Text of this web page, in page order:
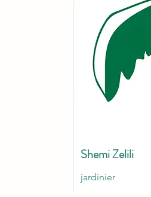
Shemi Zelili
jardinier